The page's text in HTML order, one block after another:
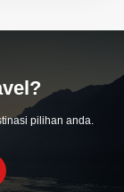
pilihan anda.